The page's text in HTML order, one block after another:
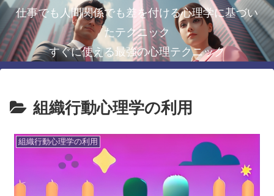
仕事でも人間関係でも差を付ける心理学に基づい
たテクニック
すぐに使える最強の心理テクニック
組織行動心理学の利用
組織行動心理学の利用